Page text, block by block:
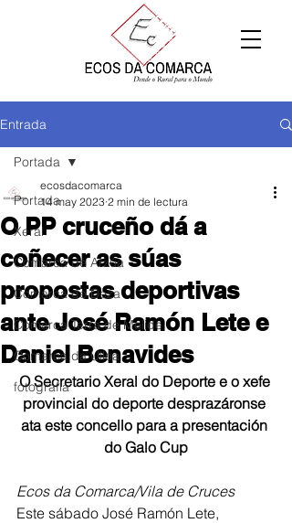
Entrada
Portada
Xeral
Comarca de Arzúa
Comarca de Deza
Comarca Terra de Melide
Comarca da Ulloa
fotografía
Portada
O PP cruceño dá a
coñecer as súas
propostas deportivas
ante José Ramón Lete e
Daniel Benavides
ecosdacomarca
14 may 2023 2 min de lectura
O Secretario Xeral do Deporte e o xefe
provincial do deporte desprazáronse
ata este concello para a presentación
do Galo Cup
Ecos da Comarca/Vila de Cruces
Este sábado José Ramón Lete,